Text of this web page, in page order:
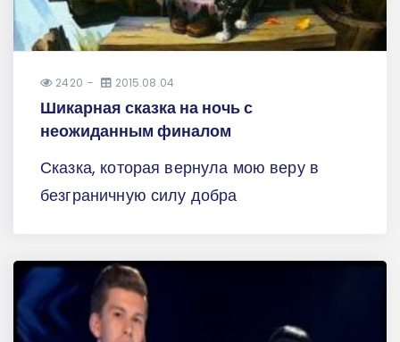
2420 2015.08.04
Шикарная сказка на ночь с
неожиданным финалом
Сказка, которая вернула мою веру в
безграничную силу добра